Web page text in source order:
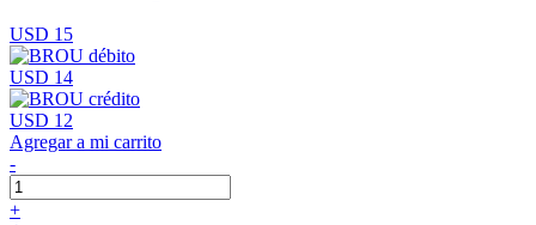
USD 15
USD 14
USD 12
Agregar a mi carrito
-
+